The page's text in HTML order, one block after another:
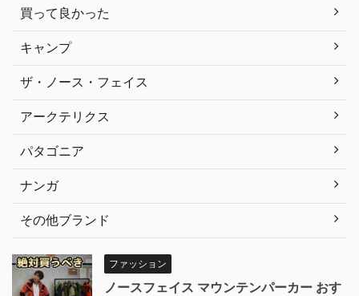
買って良かった
キャンプ
ザ・ノース・フェイス
アークテリクス
パタゴニア
ナンガ
その他ブランド
ファッション
ノースフェイス マウンテンパーカー おす